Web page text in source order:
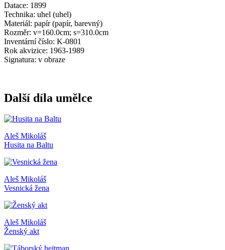
Datace: 1899
Technika: uhel (uhel)
Materiál: papír (papír, barevný)
Rozměr: v=160.0cm; s=310.0cm
Inventární číslo: K-0801
Rok akvizice: 1963-1989
Signatura: v obraze
Další díla umělce
Aleš Mikoláš
Husita na Baltu
Aleš Mikoláš
Vesnická žena
Aleš Mikoláš
Ženský akt